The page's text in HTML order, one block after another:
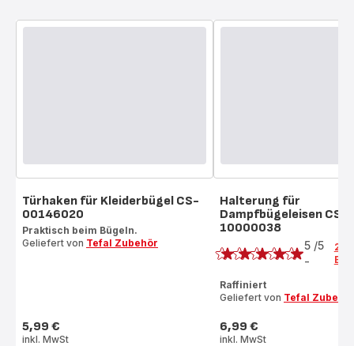
Türhaken für Kleiderbügel CS-
00146020
Praktisch beim Bügeln.
Geliefert von Tefal Zubehör
Preis
5,99 €
inkl. MwSt
Halterung für
Dampfbügeleisen CS-
10000038
Bewertung
mit
5
(Durchschnitt)
5 /5
-
2
Raffiniert
Geliefert von Tefal
Preis
6,99 €
inkl. MwSt